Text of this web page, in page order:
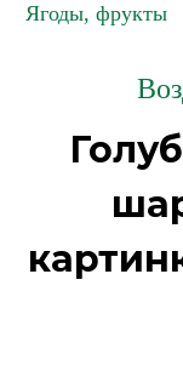
Ягоды, фрукты